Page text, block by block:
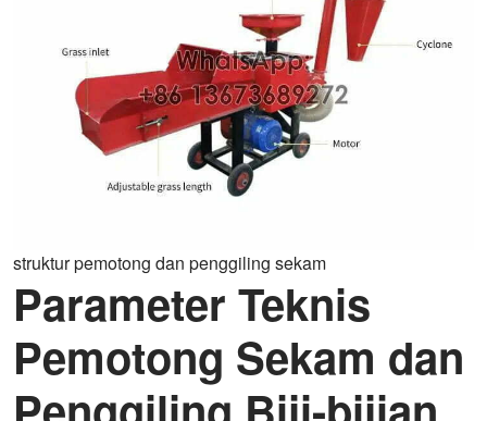
struktur pemotong dan penggiling sekam
Parameter Teknis
Pemotong Sekam dan